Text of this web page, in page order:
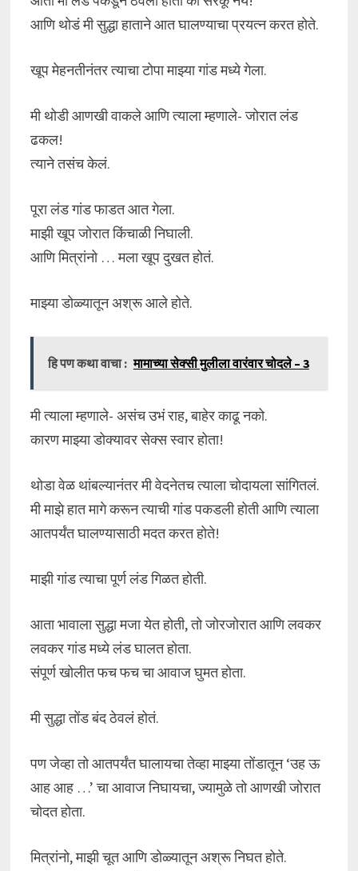
आणि थोडं मी सुद्धा हाताने आत घालण्याचा प्रयत्न करत होते.
खूप मेहनतीनंतर त्याचा टोपा माझ्या गांड मध्ये गेला.
मी थोडी आणखी वाकले आणि त्याला म्हणाले- जोरात लंड
ढकल!
त्याने तसंच केलं.
पूरा लंड गांड फाडत आत गेला.
माझी खूप जोरात किंचाळी निघाली.
आणि मित्रांनो … मला खूप दुखत होतं.
माझ्या डोळ्यातून अश्रू आले होते.
हि पण कथा वाचा : मामाच्या सेक्सी मुलीला वारंवार चोदले – 3
मी त्याला म्हणाले- असंच उभं राह, बाहेर काढू नको.
कारण माझ्या डोक्यावर सेक्स स्वार होता!
थोडा वेळ थांबल्यानंतर मी वेदनेतच त्याला चोदायला सांगितलं.
मी माझे हात मागे करून त्याची गांड पकडली होती आणि त्याला
आतपर्यंत घालण्यासाठी मदत करत होते!
माझी गांड त्याचा पूर्ण लंड गिळत होती.
आता भावाला सुद्धा मजा येत होती, तो जोरजोरात आणि लवकर
लवकर गांड मध्ये लंड घालत होता.
संपूर्ण खोलीत फच फच चा आवाज घुमत होता.
मी सुद्धा तोंड बंद ठेवलं होतं.
पण जेव्हा तो आतपर्यंत घालायचा तेव्हा माझ्या तोंडातून ‘उह ऊ
आह आह …’ चा आवाज निघायचा, ज्यामुळे तो आणखी जोरात
चोदत होता.
मित्रांनो, माझी चूत आणि डोळ्यातून अश्रू निघत होते.